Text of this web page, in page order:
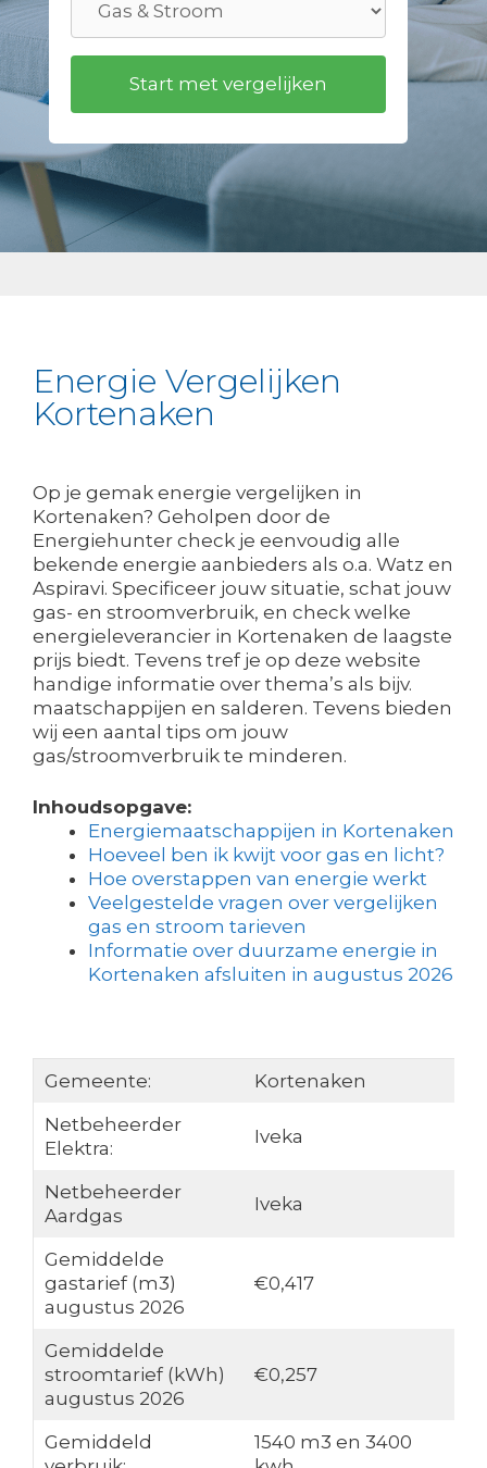
Energie Vergelijken
Kortenaken
Op je gemak energie vergelijken in
Kortenaken? Geholpen door de
Energiehunter check je eenvoudig alle
bekende energie aanbieders als o.a. Watz en
Aspiravi. Specificeer jouw situatie, schat jouw
gas- en stroomverbruik, en check welke
energieleverancier in Kortenaken de laagste
prijs biedt. Tevens tref je op deze website
handige informatie over thema’s als bijv.
maatschappijen en salderen. Tevens bieden
wij een aantal tips om jouw
gas/stroomverbruik te minderen.
Inhoudsopgave:
Energiemaatschappijen in Kortenaken
Hoeveel ben ik kwijt voor gas en licht?
Hoe overstappen van energie werkt
Veelgestelde vragen over vergelijken
gas en stroom tarieven
Informatie over duurzame energie in
Kortenaken afsluiten in augustus 2026
Gemeente:
Kortenaken
Netbeheerder
Elektra:
Iveka
Netbeheerder
Aardgas
Iveka
Gemiddelde
gastarief (m3)
augustus 2026
€0,417
Gemiddelde
stroomtarief (kWh)
augustus 2026
€0,257
Gemiddeld
1540 m3 en 3400